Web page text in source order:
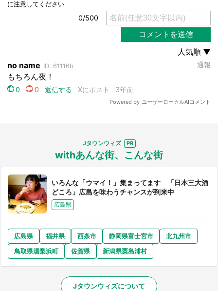
Jタウンウィズ
withあんな街、こんな街
いろんな「ウマイ！」集まってます 「日本三大酒
どころ」広島を味わうチャンスが到来中
広島県
広島県 福井県 西条市 静岡県富士宮市
北九州市
鳥取県湯梨浜町
佐賀県 新潟県粟島浦村
Jタウンウィズについて